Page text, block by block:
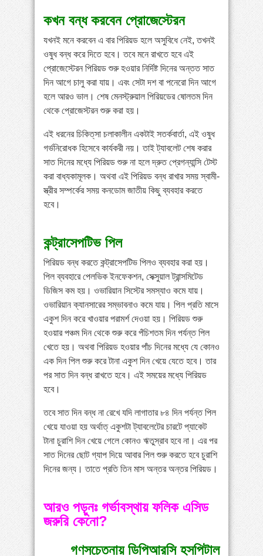
কখন বন্ধ করবেন প্রোজেস্টেরন
যখনই মনে করবেন এ বার পিরিয়ড হলে অসুবিধে নেই, তখনই
ওষুধ বন্ধ করে দিতে হবে। তবে মনে রাখতে হবে এই
প্রোজেস্টেরন পিরিয়ড শুরু হওয়ার নির্দিষ্ট দিনের অন্তত সাত
দিন আগে চালু করা যায়। এবং সেটা দশ বা পনেরো দিন আগে
হলে আরও ভাল। শেষ মেনস্ট্রুয়াল পিরিয়ডের ষোলতম দিন
থেকে প্রোজেস্টরন শুরু করা হয়।
এই ধরনের চিকিত্‌সা চলাকালীন একটাই সতর্কবার্তা, এই ওষুধ
গর্ভনিরোধক হিসেবে কার্যকরী নয়। তাই ট্যাবলেট শেষ করার
সাত দিনের মধ্যে পিরিয়ড শুরু না হলে দ্রুত প্রেগন্যান্সি টেস্ট
করা বাধ্যকামূলক। অথবা এই পিরিয়ড বন্ধ রাখার সময় স্বামী-
স্ত্রীর সম্পর্কের সময় কনডোম জাতীয় কিছু ব্যবহার করতে
হবে।
কন্ট্রাসেপটিভ পিল
পিরিয়ড বন্ধ করতে কন্ট্রাসেপটিভ পিলও ব্যবহার করা হয়।
পিল ব্যবহারে পেলভিক ইনফেকশন, সেক্সুয়াল ট্রান্সমিটেড
ডিজিস কম হয়। ওভারিয়ান সিস্টের সমস্যাও কমে যায়।
ওভারিয়ান ক্যানসারের সম্ভাবনাও কমে যায়। পিল প্রতি মাসে
একুশ দিন করে খাওয়ার পরামর্শ দেওয়া হয়। পিরিয়ড শুরু
হওয়ার পঞ্চম দিন থেকে শুরু করে পঁচিশতম দিন পর্যন্ত পিল
খেতে হয়। অথবা পিরিয়ড হওয়ার পাঁচ দিনের মধ্যে যে কোনও
এক দিন পিল শুরু করে টানা একুশ দিন খেয়ে যেতে হবে। তার
পর সাত দিন বন্ধ রাখতে হবে। এই সময়ের মধ্যে পিরিয়ড
হবে।
তবে সাত দিন বন্ধ না রেখে যদি লাগাতার ৮৪ দিন পর্যন্ত পিল
খেয়ে যাওয়া হয় অর্থাত্‌ একুশটা ট্যাবলেটের চারটে প্যাকেট
টানা চুরাশি দিন খেয়ে গেলে কোনও ঋতুস্রাব হবে না। এর পর
সাত দিনের ছোট গ্যাপ দিয়ে আবার পিল শুরু করতে হবে চুরাশি
দিনের জন্য। তাতে প্রতি তিন মাস অন্তর অন্তর পিরিয়ড।
আরও পড়ুনঃ গর্ভাবস্থায় ফলিক এসিড
জরুরি কেনো?
গণসচেতনায় ডিপিআরসি হসপিটাল